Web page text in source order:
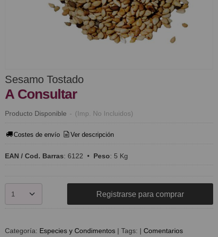
Sesamo Tostado
A Consultar
Producto Disponible - (Imp. No Incluidos)
Costes de envío Ver descripción
EAN / Cod. Barras: 6122 • Peso: 5 Kg
Registrarse para comprar
Categoría: Especies y Condimentos | Tags: | Comentarios